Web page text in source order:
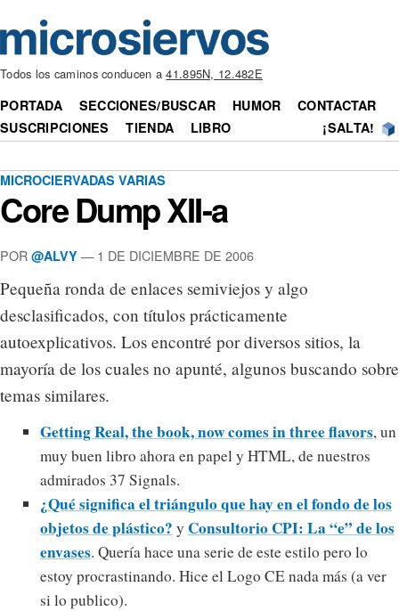
Todos los caminos conducen a41.895N, 12.482E
PORTADA SECCIONES/BUSCAR HUMOR
CONTACTAR
SUSCRIPCIONES
TIENDA LIBRO ¡SALTA!
MICROCIERVADAS VARIAS
Core Dump XII-a
POR @ALVY — 1 DE DICIEMBRE DE 2006
Pequeña ronda de enlaces semiviejos y algo
desclasificados, con títulos prácticamente
autoexplicativos. Los encontré por diversos sitios, la
mayoría de los cuales no apunté, algunos buscando sobre
temas similares.
Getting Real, the book, now comes in three flavors, un
muy buen libro ahora en papel y HTML, de nuestros
admirados 37 Signals.
¿Qué significa el triángulo que hay en el fondo de los
objetos de plástico? y Consultorio CPI: La “e” de los
envases. Quería hace una serie de este estilo pero lo
estoy procrastinando. Hice el Logo CE nada más (a ver
si lo publico).